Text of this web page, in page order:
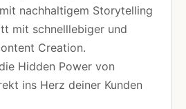
nachhaltigem Storytelling
mit schnelllebiger und
Creation.
Hidden Power von
ins Herz deiner Kunden